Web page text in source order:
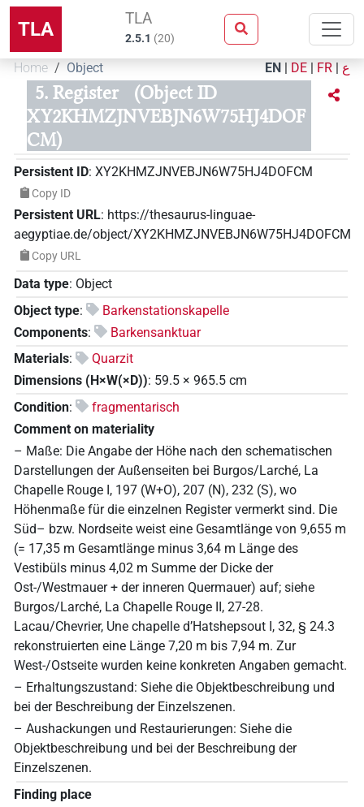
TLA TLA
2.5.1 (20)
Home Object EN | DE | FR | ع
5. Register
(Object ID
XY2KHMZJNVEBJN6W75HJ4DOF
CM)
Persistent ID: XY2KHMZJNVEBJN6W75HJ4DOFCM
Copy ID
Persistent URL: https://thesaurus-linguae-
aegyptiae.de/object/XY2KHMZJNVEBJN6W75HJ4DOFCM
Copy URL
Data type: Object
Object type:
Barkenstationskapelle
Components:
Barkensanktuar
Materials:
Quarzit
Dimensions (H×W(×D)): 59.5 × 965.5 cm
Condition:
fragmentarisch
Comment on materiality
– Maße: Die Angabe der Höhe nach den schematischen
Darstellungen der Außenseiten bei Burgos/Larché, La
Chapelle Rouge I, 197 (W+O), 207 (N), 232 (S), wo
Höhenmaße für die einzelnen Register vermerkt sind. Die
Süd– bzw. Nordseite weist eine Gesamtlänge von 9,655 m
(= 17,35 m Gesamtlänge minus 3,64 m Länge des
Vestibüls minus 4,02 m Summe der Dicke der
Ost-/Westmauer + der inneren Quermauer) auf; siehe
Burgos/Larché, La Chapelle Rouge II, 27-28.
Lacau/Chevrier, Une chapelle d’Hatshepsout I, 32, § 24.3
rekonstruierten eine Länge 7,20 m bis 7,94 m. Zur
West-/Ostseite wurden keine konkreten Angaben gemacht.
– Erhaltungszustand: Siehe die Objektbeschreibung und
bei der Beschreibung der Einzelszenen.
– Aushackungen und Restaurierungen: Siehe die
Objektbeschreibung und bei der Beschreibung der
Einzelszenen.
Finding place